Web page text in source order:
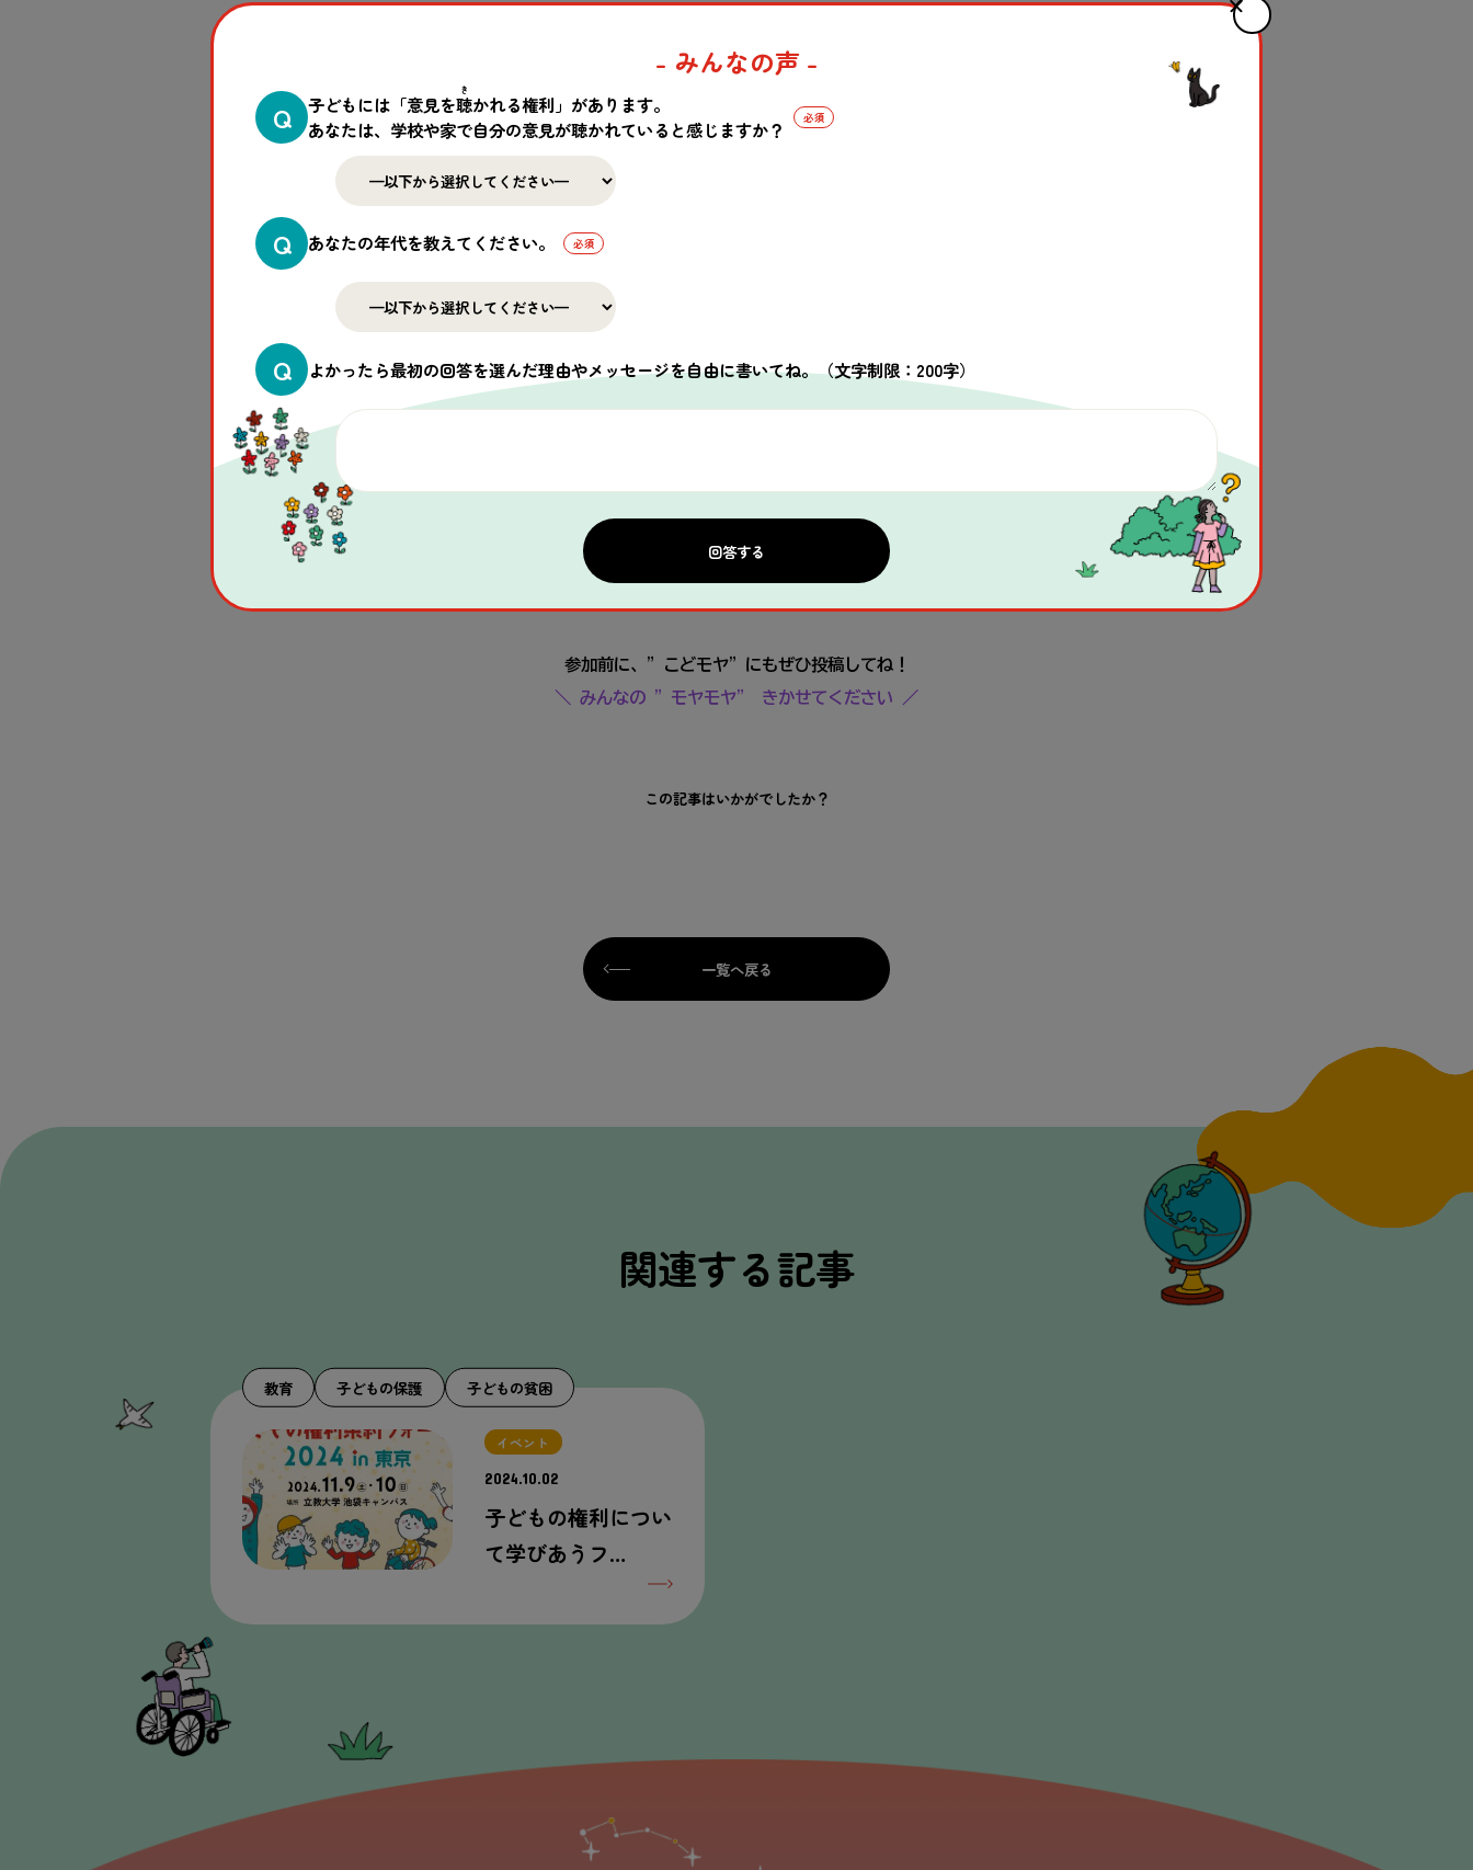
1人でも、友達や、おとなと一緒でも。みなさんのご応募をお待ちしています！
分科会 ゲームやアクティビティをしながらみんなで考えよう！
◎開催日時：2024年11月10日（日）14:00-16:00
◎開催形式：対面参加とオンライン参加が選べます
◎対面参加会場：立教大学 池袋キャンパス （東京都豊島区西池袋3-34-1） 14号館D402
※池袋駅西口より徒歩約7分
◎参加費：無料
◎申込みはこちら：
https://crcf2024pm13.peatix.com/view
※「チケットを申し込む」をクリックして進んでください
参加前に、 ”こどモヤ”にもぜひ投稿してね！
＼ みんなの ”モヤモヤ” きかせてください ／
この記事はいかがでしたか？
一覧へ戻る
関連する記事
教育 子どもの保護 子どもの貧困
イベント
2024.10.02
子どもの権利につい
て学びあうフ…
- みんなの声 -
Q
子どもには「意見を聴
き
かれる権利」があります。
あなたは、学校や家で自分の意見が聴かれていると感じますか？
Q あなたの年代を教えてください。
Q よかったら最初の回答を選んだ理由やメッセージを自由に書いてね。（文字制限：200字）